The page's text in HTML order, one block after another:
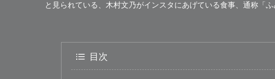
と見られている、木村文乃がインスタにあげている食事、 通称「ふ
目次